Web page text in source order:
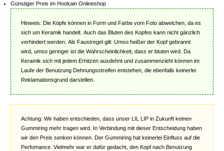
Günstiger Preis im Hookain Onlineshop
Hinweis: Die Köpfe können in Form und Farbe vom Foto abweichen, da es
sich um Keramik handelt. Auch das Bluten des Kopfes kann nicht gänzlich
verhindert werden. Als Faustregel gilt: Umso heißer der Kopf gebrannt
wird, umso geringer ist die Wahrscheinlichkeit, dass er bluten wird. Da
Keramik sich mit jedem Erhitzen ausdehnt und zusammenzieht können im
Laufe der Benutzung Dehnungsstreifen entstehen, die ebenfalls keinerlei
Reklamationsgrund darstellen.
Achtung: Wir haben entschieden, dass unser LIL LIP in Zukunft keinen
Gummiring mehr tragen wird. In Verbindung mit dieser Entscheidung haben
wir den Preis senken können. Der Gummiring hat keinerlei Einfluss auf die
Perfomance. Vielmehr war er dafür gedacht, den Kopf nach Benutzung